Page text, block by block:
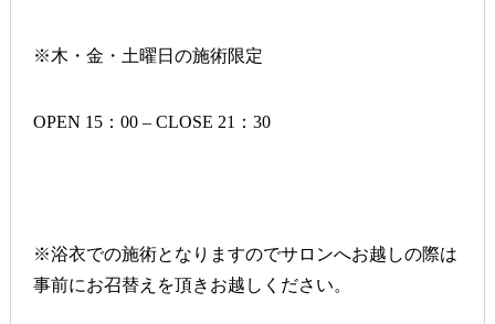
※木・金・土曜日の施術限定
OPEN 15： 00 – CLOSE 21 ： 30
※浴衣での施術となりますのでサロンへお越しの際は
事前にお召替えを頂きお越しください。